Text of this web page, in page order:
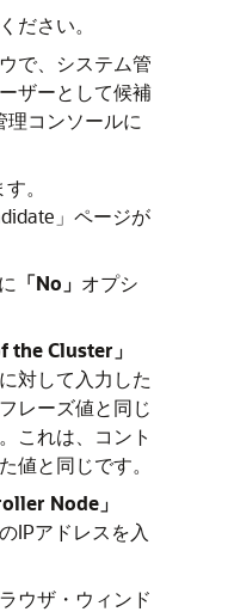
ださい。
で、システム管
ザーとして候補
理コンソールに
。
」ページが
に 「No」 オプシ
the Cluster」
対して入力した
レーズ値と同じ
これは、コント
値と同じです。
Node」
IPアドレスを入
ウザ・ウィンド